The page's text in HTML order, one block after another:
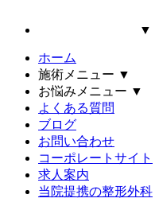
▼
ホーム
施術メニュー ▼
お悩みメニュー ▼
よくある質問
ブログ
お問い合わせ
コーポレートサイト
求人案内
当院提携の整形外科